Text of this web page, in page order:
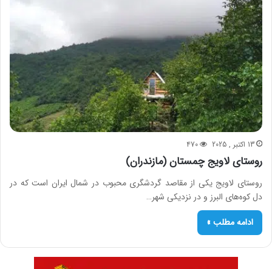
13 اکتبر , 2025 470
روستای لاویج چمستان (مازندران)
روستای لاویج یکی از مقاصد گردشگری محبوب در شمال ایران است که در
دل کوه‌های البرز و در نزدیکی شهر…
ادامه مطلب »